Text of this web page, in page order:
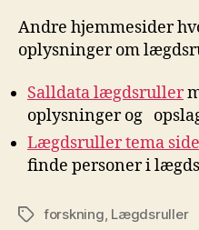
Andre hjemmesider
oplysninger om
Salldata lægdsruller
oplysninger og
Lægdsruller tema side
finde personer i
Tagsforskning, Lægdsruller